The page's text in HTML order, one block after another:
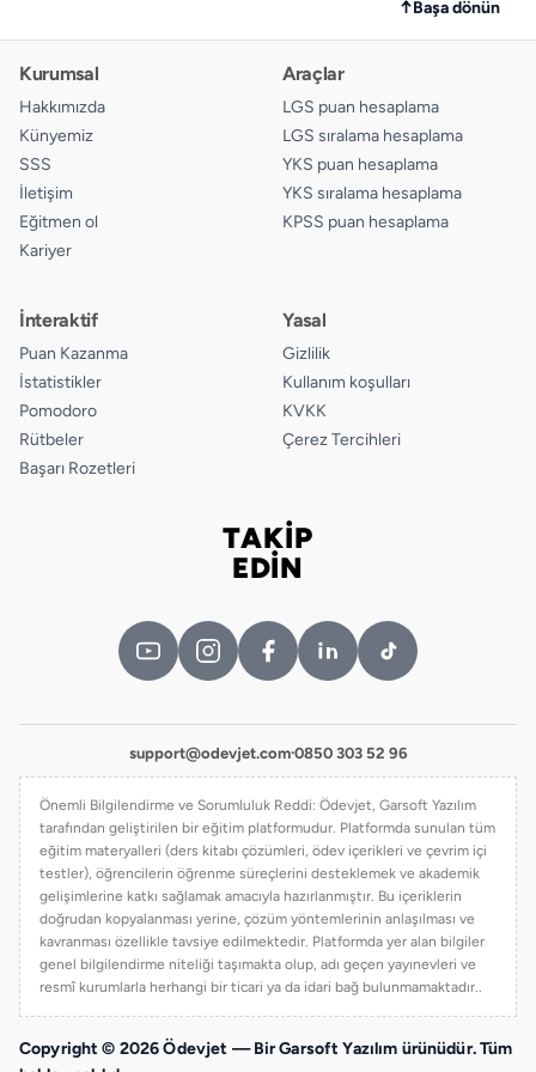
↑Başa dönün
Kurumsal
Hakkımızda
Künyemiz
SSS
İletişim
Eğitmen ol
Kariyer
Araçlar
LGS puan hesaplama
LGS sıralama hesaplama
YKS puan hesaplama
YKS sıralama hesaplama
KPSS puan hesaplama
İnteraktif
Puan Kazanma
İstatistikler
Pomodoro
Rütbeler
Başarı Rozetleri
Yasal
Gizlilik
Kullanım koşulları
KVKK
Çerez Tercihleri
TAKİP
EDİN
support@odevjet.com·0850 303 52 96
Önemli Bilgilendirme ve Sorumluluk Reddi: Ödevjet, Garsoft Yazılım
tarafından geliştirilen bir eğitim platformudur. Platformda sunulan tüm
eğitim materyalleri (ders kitabı çözümleri, ödev içerikleri ve çevrim içi
testler), öğrencilerin öğrenme süreçlerini desteklemek ve akademik
gelişimlerine katkı sağlamak amacıyla hazırlanmıştır. Bu içeriklerin
doğrudan kopyalanması yerine, çözüm yöntemlerinin anlaşılması ve
kavranması özellikle tavsiye edilmektedir. Platformda yer alan bilgiler
genel bilgilendirme niteliği taşımakta olup, adı geçen yayınevleri ve
resmî kurumlarla herhangi bir ticari ya da idari bağ bulunmamaktadır..
Copyright © 2026 Ödevjet — Bir Garsoft Yazılım ürünüdür. Tüm